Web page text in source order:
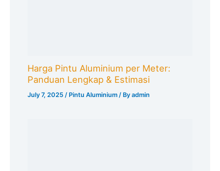
Harga Pintu Aluminium per Meter:
Panduan Lengkap & Estimasi
July 7, 2025/ Pintu Aluminium / Byadmin